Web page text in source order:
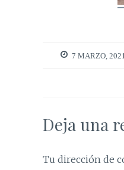
7 MARZO, 2021
Deja una
Tu dirección de